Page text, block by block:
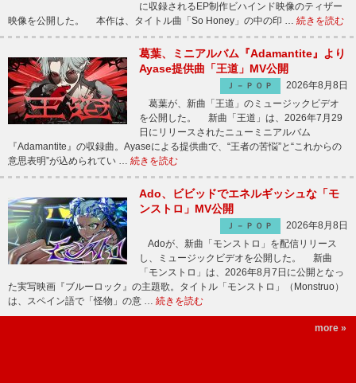
に収録されるEP制作ビハインド映像のティザー
映像を公開した。 本作は、タイトル曲「So Honey」の中の印 … 続きを読む
葛葉、ミニアルバム『Adamantite』より
Ayase提供曲「王道」MV公開
Ｊ－ＰＯＰ
2026年8月8日
葛葉が、新曲「王道」のミュージックビデオ
を公開した。 新曲「王道」は、2026年7月29
日にリリースされたニューミニアルバム
『Adamantite』の収録曲。Ayaseによる提供曲で、“王者の苦悩”と“これからの
意思表明”が込められてい … 続きを読む
Ado、ビビッドでエネルギッシュな「モ
ンストロ」MV公開
Ｊ－ＰＯＰ
2026年8月8日
Adoが、新曲「モンストロ」を配信リリース
し、ミュージックビデオを公開した。 新曲
「モンストロ」は、2026年8月7日に公開となっ
た実写映画『ブルーロック』の主題歌。タイトル「モンストロ」（Monstruo）
は、スペイン語で「怪物」の意 … 続きを読む
more »